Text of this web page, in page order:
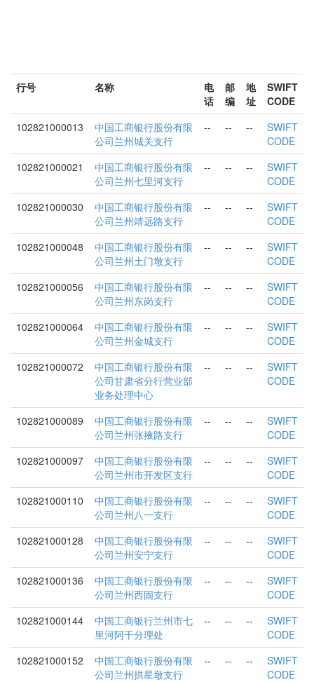
行号 名称
电
话
邮
编
地
址
SWIFT
CODE
102821000013
中国工商银行股份有限
公司兰州城关支行
-- -- --
SWIFT
CODE
102821000021
中国工商银行股份有限
公司兰州七里河支行
-- -- --
SWIFT
CODE
102821000030
中国工商银行股份有限
公司兰州靖远路支行
-- -- --
SWIFT
CODE
102821000048
中国工商银行股份有限
公司兰州土门墩支行
-- -- --
SWIFT
CODE
102821000056
中国工商银行股份有限
公司兰州东岗支行
-- -- --
SWIFT
CODE
102821000064
中国工商银行股份有限
公司兰州金城支行
-- -- --
SWIFT
CODE
102821000072
中国工商银行股份有限
公司甘肃省分行营业部
业务处理中心
-- -- --
SWIFT
CODE
102821000089
中国工商银行股份有限
公司兰州张掖路支行
-- -- --
SWIFT
CODE
102821000097
中国工商银行股份有限
公司兰州市开发区支行
-- -- --
SWIFT
CODE
102821000110
中国工商银行股份有限
公司兰州八一支行
-- -- --
SWIFT
CODE
102821000128
中国工商银行股份有限
公司兰州安宁支行
-- -- --
SWIFT
CODE
102821000136
中国工商银行股份有限
公司兰州西固支行
-- -- --
SWIFT
CODE
102821000144
中国工商银行兰州市七
里河阿干分理处
-- -- --
SWIFT
CODE
102821000152
中国工商银行股份有限
公司兰州拱星墩支行
-- -- --
SWIFT
CODE